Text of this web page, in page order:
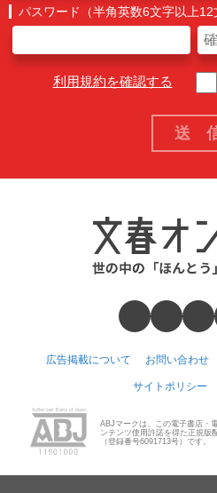
パスワード（半角英数6文字以上12
利用規約を確認する
広告掲載について お問い合わせ
サイトポリシー
ABJマークは、この電子書店・
ンテンツ使用許諾を得た正規版
（登録番号6091713号）です。